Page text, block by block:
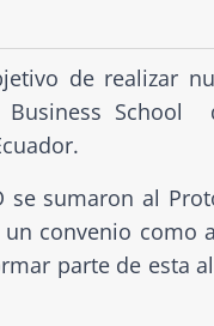
de realizar
Business School
se sumaron al
convenio como
parte de esta